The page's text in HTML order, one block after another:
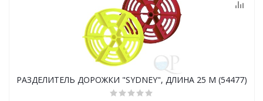
РАЗДЕЛИТЕЛЬ ДОРОЖКИ "SYDNEY", ДЛИНА 25 М (54477)